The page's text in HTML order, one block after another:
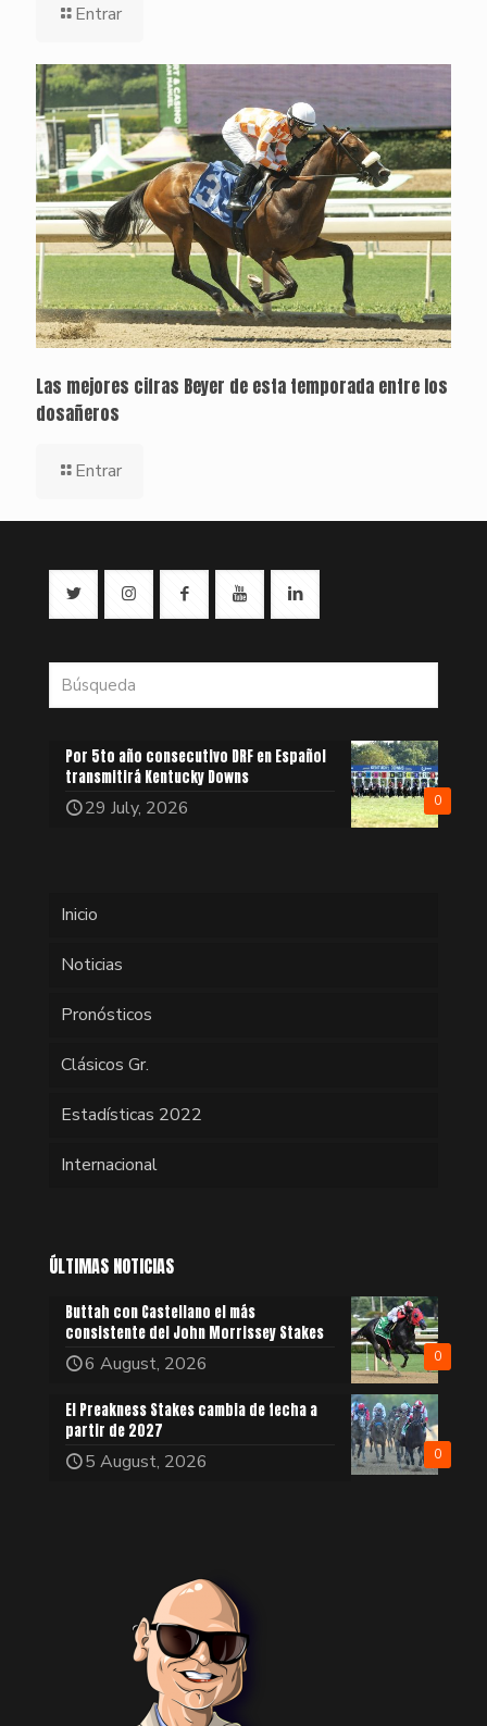
Entrar
Las mejores cifras Beyer de esta temporada entre los
dosañeros
Entrar
0
Por 5to año consecutivo DRF en Español
transmitirá Kentucky Downs
29 July, 2026
Inicio
Noticias
Pronósticos
Clásicos Gr.
Estadísticas 2022
Internacional
ÚLTIMAS NOTICIAS
0
Buttah con Castellano el más
consistente del John Morrissey Stakes
6 August, 2026
0
El Preakness Stakes cambia de fecha a
partir de 2027
5 August, 2026